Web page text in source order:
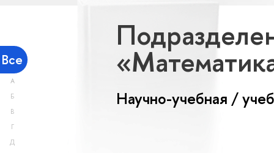
Все
А
Б
В
Г
Д
Научно-учебная /